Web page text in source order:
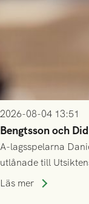
2026-08-04 13:51
Bengtsson och
A-lagsspelarna
utlånade till
speltid i Hestrafors
Läs mer